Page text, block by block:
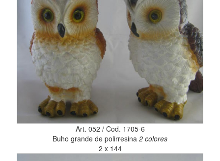
Art. 052 / Cod. 1705-6
Buho grande de polirresina 2 colores
2 x 144